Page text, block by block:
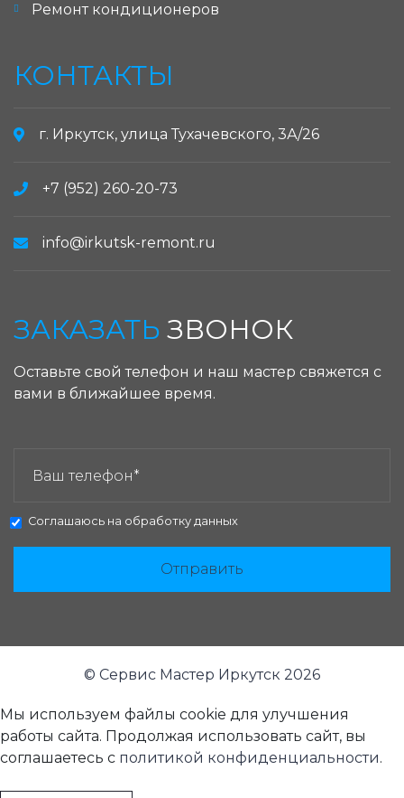
Ремонт кондиционеров
КОНТАКТЫ
г. Иркутск, улица Тухачевского, 3А/26
+7 (952) 260-20-73
info@irkutsk-remont.ru
ЗАКАЗАТЬ ЗВОНОК
Оставьте свой телефон и наш мастер свяжется с
вами в ближайшее время.
Соглашаюсь на обработку данных
Отправить
© Сервис Мастер Иркутск 2026
Мы используем файлы cookie для улучшения
работы сайта. Продолжая использовать сайт, вы
соглашаетесь с политикой конфиденциальности.